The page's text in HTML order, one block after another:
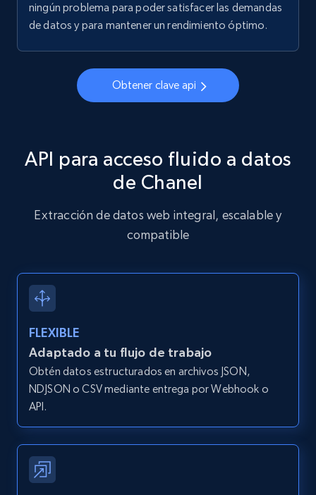
ningún problema para poder satisfacer las demandas
de datos y para mantener un rendimiento óptimo.
Obtener clave api
API para acceso fluido a datos
de Chanel
Extracción de datos web integral, escalable y
compatible
FLEXIBLE
Adaptado a tu flujo de trabajo
Obtén datos estructurados en archivos JSON,
NDJSON o CSV mediante entrega por Webhook o
API.